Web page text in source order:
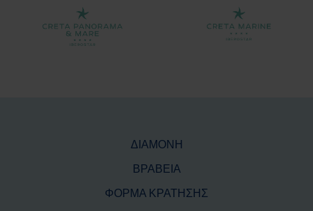
ΔΙΑΜΟΝΗ
ΒΡΑΒΕΙΑ
ΦΟΡΜΑ ΚΡΑΤΗΣΗΣ